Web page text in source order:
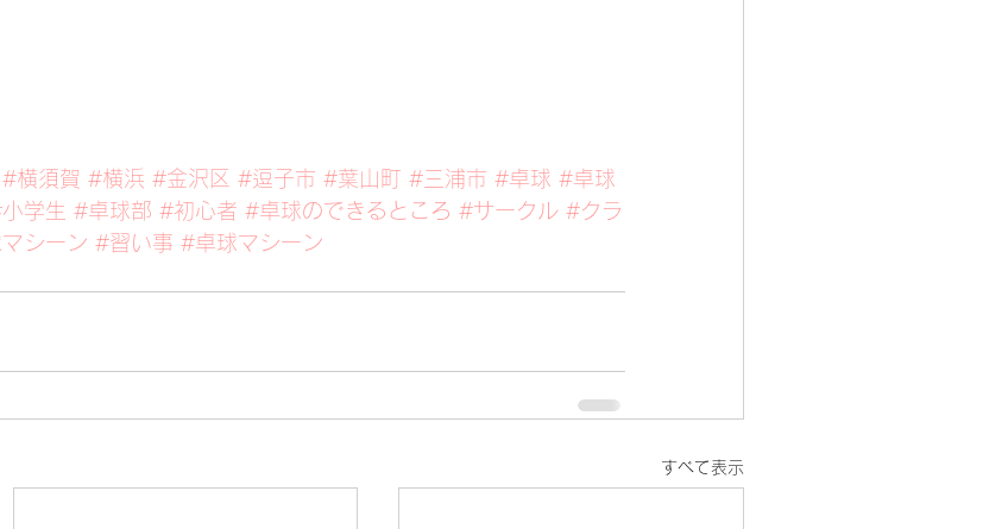
#横須賀 #横浜 #金沢区 #逗子市 #葉山町 #三浦市 #卓球 #卓球
学生 #卓球部 #初心者 #卓球のできるところ #サークル #クラ
シーン #習い事 #卓球マシーン
すべて表示